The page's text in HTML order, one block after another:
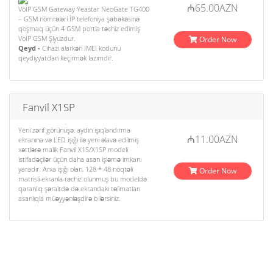
VoİP GSM Gateway Yeastar NeoGate TG400
– GSM nömrələri İP telefoniya şəbəkəsinə
qoşmaq üçün 4 GSM portla təchiz edimiş
VoİP GSM Şlyuzdur.
Qeyd - Cihazı alarkən IMEI kodunu
qeydiyyatdan keçirmək lazımdır.
₼65.00AZN
Order Now
Fanvil X1SP
Yeni zərif görünüşə, aydın işıqlandırma
ekranına və LED işığı ilə yeni əlavə edilmiş
xəttlərə malik Fanvil X1S/X1SP modeli
istifadəçilər üçün daha asan işləmə imkanı
yaradır. Arxa işığı olan, 128 * 48 nöqtəli
matrisli ekranla təchiz olunmuş bu modeldə
qaranlıq şəraitdə də ekrandakı təlimatları
asanlıqla müəyyənləşdirə bilərsiniz.
₼11.00AZN
Order Now